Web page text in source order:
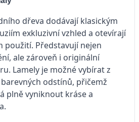
dřeva dodávají klasickým
exkluzivní vzhled a otevírají
použití. Představují nejen
ale zároveň i originální
Lamely je možné vybírat z
odstínů, přičemž
plně vyniknout kráse a